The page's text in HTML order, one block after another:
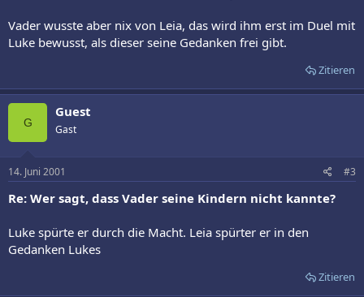
Vader wusste aber nix von Leia, das wird ihm erst im Duel mit
Luke bewusst, als dieser seine Gedanken frei gibt.
Zitieren
G
Guest
Gast
14. Juni 2001 #3
Re: Wer sagt, dass Vader seine Kindern nicht kannte?
Luke spürte er durch die Macht. Leia spürter er in den
Gedanken Lukes
Zitieren